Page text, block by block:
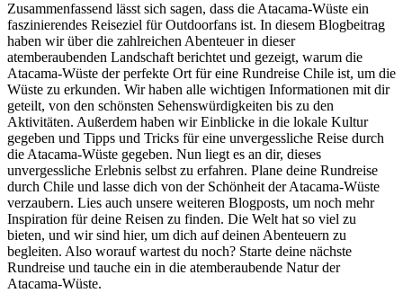
Zusammenfassend lässt sich sagen, dass die Atacama-Wüste ein
faszinierendes Reiseziel für Outdoorfans ist. In diesem Blogbeitrag
haben wir über die zahlreichen Abenteuer in dieser
atemberaubenden Landschaft berichtet und gezeigt, warum die
Atacama-Wüste der perfekte Ort für eine Rundreise Chile ist, um die
Wüste zu erkunden. Wir haben alle wichtigen Informationen mit dir
geteilt, von den schönsten Sehenswürdigkeiten bis zu den
Aktivitäten. Außerdem haben wir Einblicke in die lokale Kultur
gegeben und Tipps und Tricks für eine unvergessliche Reise durch
die Atacama-Wüste gegeben. Nun liegt es an dir, dieses
unvergessliche Erlebnis selbst zu erfahren. Plane deine Rundreise
durch Chile und lasse dich von der Schönheit der Atacama-Wüste
verzaubern. Lies auch unsere weiteren Blogposts, um noch mehr
Inspiration für deine Reisen zu finden. Die Welt hat so viel zu
bieten, und wir sind hier, um dich auf deinen Abenteuern zu
begleiten. Also worauf wartest du noch? Starte deine nächste
Rundreise und tauche ein in die atemberaubende Natur der
Atacama-Wüste.